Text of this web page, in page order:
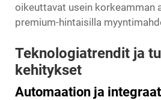
oikeuttavat usein korkeamman
premium-hintaisilla
Teknologiatrendit ja
kehitykset
Automaation ja